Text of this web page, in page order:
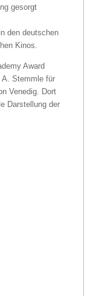
gesorgt
den deutschen
Kinos.
Award
Stemmle für
Venedig. Dort
Darstellung der